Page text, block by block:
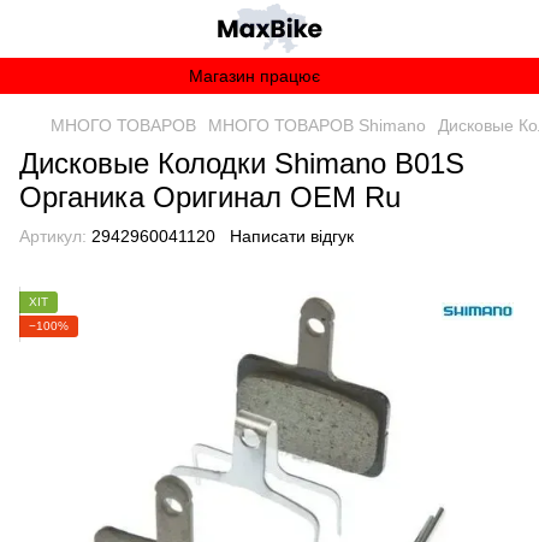
Магазин працює
МНОГО ТОВАРОВ МНОГО ТОВАРОВ Shimano Дисковые
Дисковые Колодки Shimano B01S
Органика Оригинал OEM Ru
Артикул: 2942960041120 Написати відгук
ХІТ
−100%